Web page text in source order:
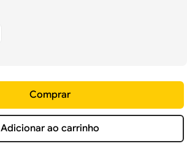
Adicionar ao carrinho
Comprar